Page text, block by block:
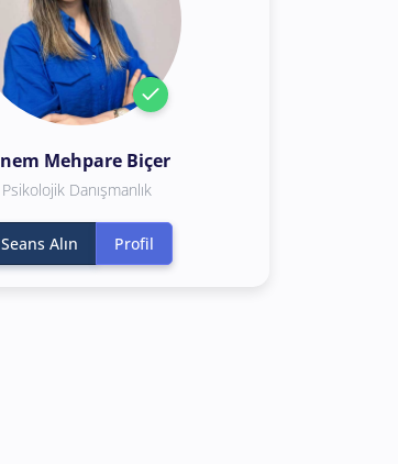
Mehpare Biçer
Psikolojik Danışmanlık
Seans Alın Profil